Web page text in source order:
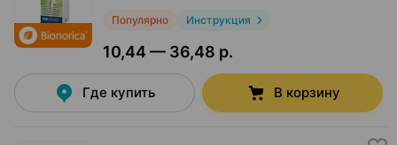
Популярно Инструкция
10,44 — 36,48 р.
Где купить В корзину